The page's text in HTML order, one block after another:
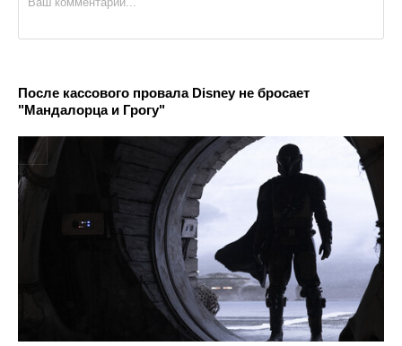
После кассового провала Disney не бросает
"Мандалорца и Грогу"